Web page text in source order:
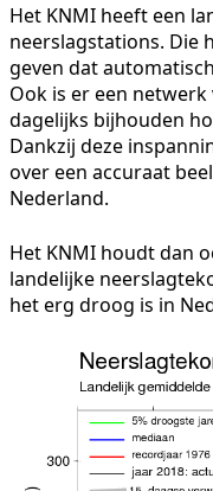
Het KNMI heeft een
neerslagstations. Die
geven dat
Ook is er een
dagelijks bijhouden
Dankzij deze
over een accuraat
Nederland.
Het KNMI houdt dan
landelijke
het erg droog is in